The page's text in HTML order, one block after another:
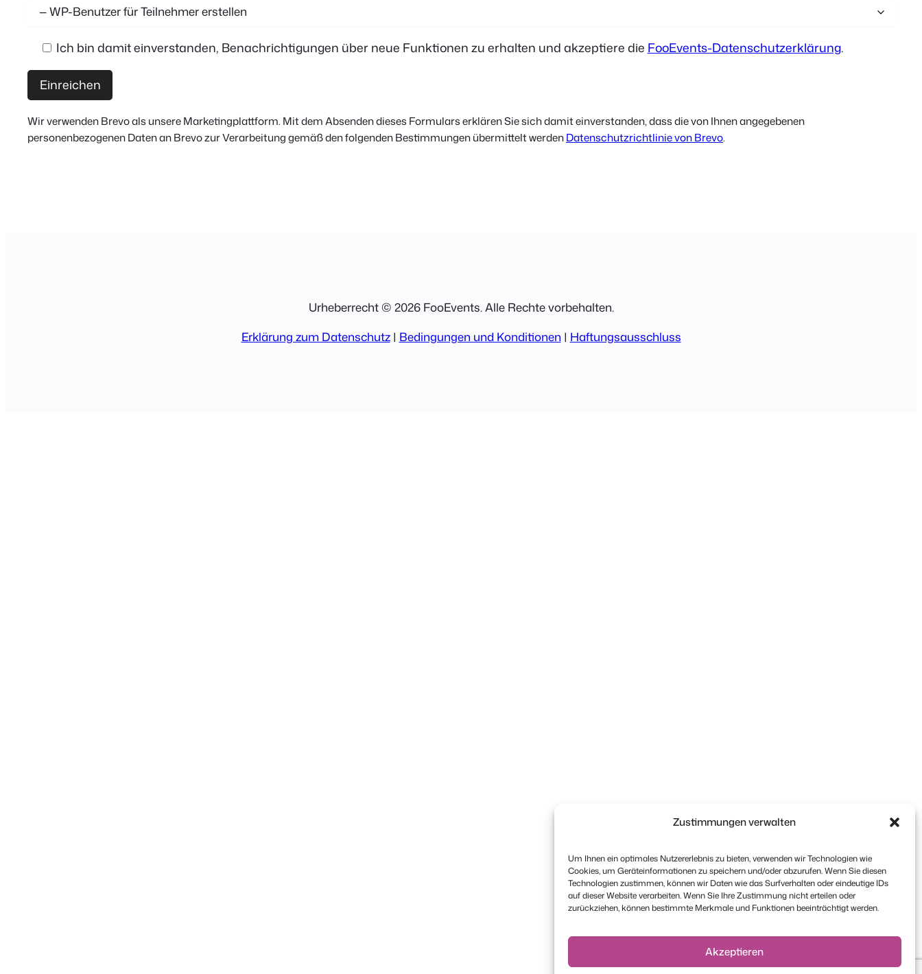
Zustimmungen verwalten
Um Ihnen ein optimales Nutzererlebnis zu bieten, verwenden wir Technologien wie
Cookies, um Geräteinformationen zu speichern und/oder abzurufen. Wenn Sie diesen
Technologien zustimmen, können wir Daten wie das Surfverhalten oder eindeutige IDs
auf dieser Website verarbeiten. Wenn Sie Ihre Zustimmung nicht erteilen oder
zurückziehen, können bestimmte Merkmale und Funktionen beeinträchtigt werden.
Akzeptieren
Ich bin damit einverstanden, Benachrichtigungen über neue Funktionen zu erhalten und akzeptiere die FooEvents-Datenschutzerklärung.
Wir verwenden Brevo als unsere Marketingplattform. Mit dem Absenden dieses Formulars erklären Sie sich damit einverstanden, dass die von Ihnen angegebenen
personenbezogenen Daten an Brevo zur Verarbeitung gemäß den folgenden Bestimmungen übermittelt werdenDatenschutzrichtlinie von Brevo.
Urheberrecht © 2026 FooEvents. Alle Rechte vorbehalten.
Erklärung zum Datenschutz| Bedingungen und Konditionen | Haftungsausschluss